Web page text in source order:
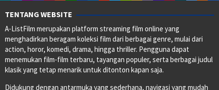
TENTANG WEBSITE
A-ListFilm merupakan platform streaming film online yang
menghadirkan beragam koleksi film dari berbagai genre, mulai dari
action, horor, komedi, drama, hingga thriller. Pengguna dapat
menemukan film-film terbaru, tayangan populer, serta berbagai judul
klasik yang tetap menarik untuk ditonton kapan saja.
Didukung dengan antarmuka yang sederhana, navigasi yang mudah